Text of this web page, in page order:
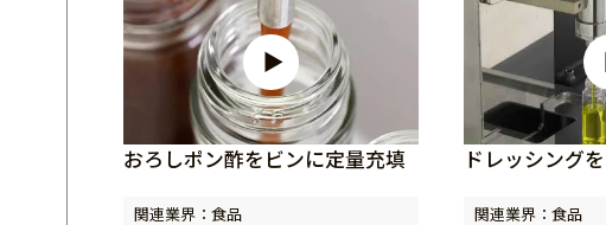
おろしポン酢をビンに定量充填
関連業界：食品
ドレッシング
関連業界：食品